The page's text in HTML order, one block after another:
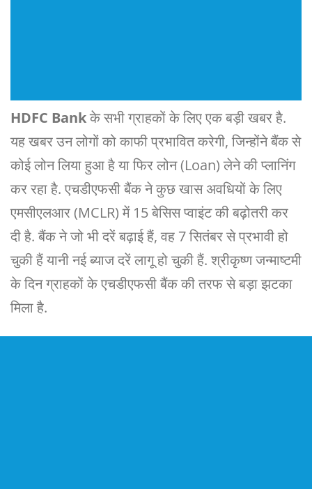
HDFC Bankके सभी ग्राहकों के लिए एक बड़ी खबर है.
यह खबर उन लोगों को काफी प्रभावित करेगी, जिन्होंने बैंक से
कोई लोन लिया हुआ है या फिर लोन (Loan) लेने की प्लानिंग
कर रहा है. एचडीएफसी बैंक ने कुछ खास अवधियों के लिए
एमसीएलआर (MCLR) में 15 बेसिस प्वाइंट की बढ़ोतरी कर
दी है. बैंक ने जो भी दरें बढ़ाई हैं, वह 7 सितंबर से प्रभावी हो
चुकी हैं यानी नई ब्याज दरें लागू हो चुकी हैं. श्रीकृष्ण जन्माष्टमी
के दिन ग्राहकों के एचडीएफसी बैंक की तरफ से बड़ा झटका
मिला है.